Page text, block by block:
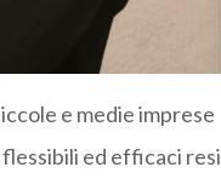
e medie imprese
ed efficaci resi